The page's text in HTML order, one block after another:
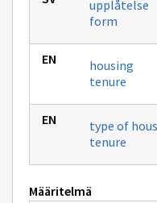
upplåtelse
form
housing
tenure
type of
tenure
Määritelmä